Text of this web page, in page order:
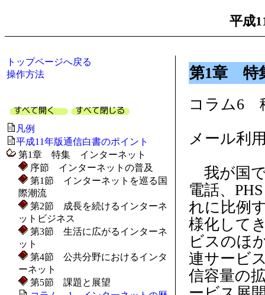
平成
トップページへ戻る
操作方法
凡例
平成11年版通信白書のポイント
第1章 特集 インターネット
序節 インターネットの普及
第1節 インターネットを巡る国
際潮流
第2節 成長を続けるインターネ
ットビジネス
第3節 生活に広がるインターネ
ット
第4節 公共分野におけるインタ
ーネット
第5節 課題と展望
第1章 特
コラム6
メール利
我が国
電話、
れに比例
様化して
ビスのほ
連サービ
信容量の